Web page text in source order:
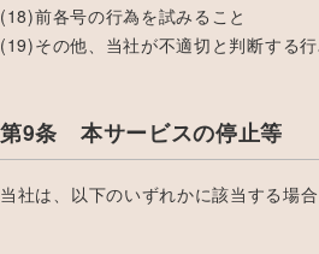
(18)前各号の行為を試みること
(19)その他、当社が不適切と判断する
第9条 本サービスの停止等
当社は、以下のいずれかに該当する場